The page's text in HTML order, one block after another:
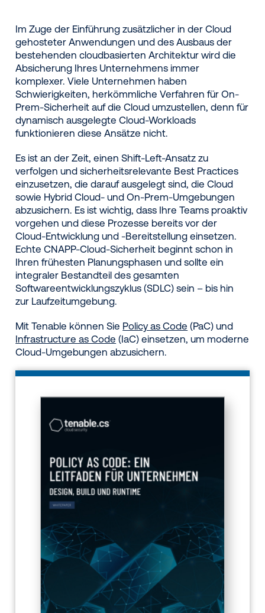
Im Zuge der Einführung zusätzlicher in der Cloud
gehosteter Anwendungen und des Ausbaus der
bestehenden cloudbasierten Architektur wird die
Absicherung Ihres Unternehmens immer
komplexer. Viele Unternehmen haben
Schwierigkeiten, herkömmliche Verfahren für On-
Prem-Sicherheit auf die Cloud umzustellen, denn für
dynamisch ausgelegte Cloud-Workloads
funktionieren diese Ansätze nicht.
Es ist an der Zeit, einen Shift-Left-Ansatz zu
verfolgen und sicherheitsrelevante Best Practices
einzusetzen, die darauf ausgelegt sind, die Cloud
sowie Hybrid Cloud- und On-Prem-Umgebungen
abzusichern. Es ist wichtig, dass Ihre Teams proaktiv
vorgehen und diese Prozesse bereits vor der
Cloud-Entwicklung und -Bereitstellung einsetzen.
Echte CNAPP-Cloud-Sicherheit beginnt schon in
Ihren frühesten Planungsphasen und sollte ein
integraler Bestandteil des gesamten
Softwareentwicklungszyklus (SDLC) sein – bis hin
zur Laufzeitumgebung.
Mit Tenable können Sie Policy as Code (PaC) und
Infrastructure as Code (IaC) einsetzen, um moderne
Cloud-Umgebungen abzusichern.